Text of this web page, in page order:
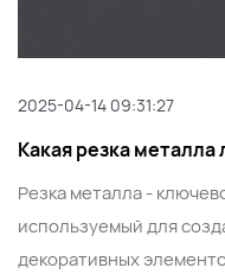
2025-04-14 09:31:27
Какая резка
Резка металла -
используемый для
декоративных